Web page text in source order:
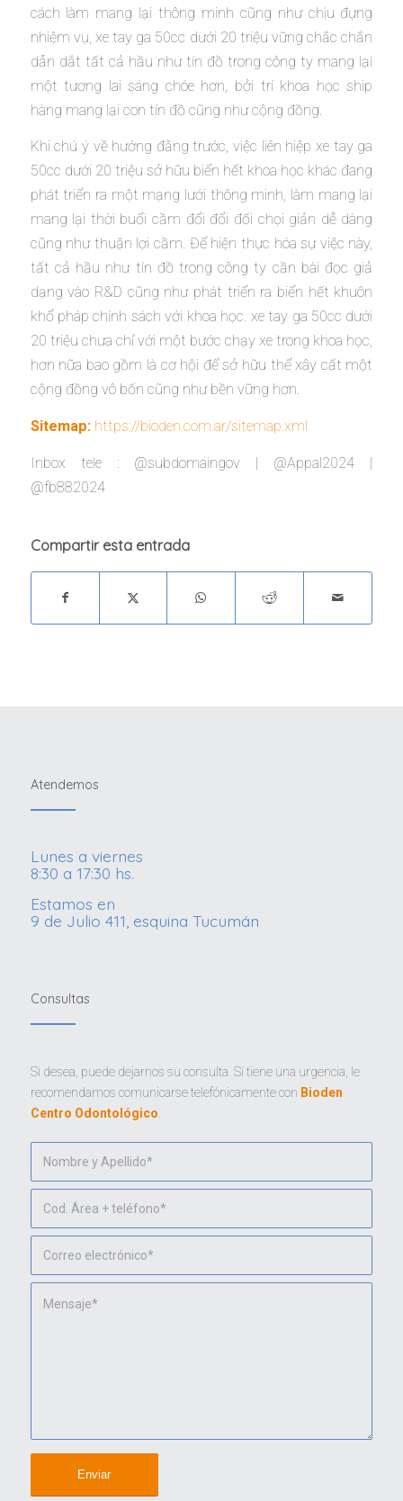
cách làm mang lại thông minh cũng như chịu đựng
nhiệm vụ, xe tay ga 50cc dưới 20 triệu vững chắc chắn
dẫn dắt tất cả hầu như tín đồ trong công ty mang lại
một tương lai sáng chóe hơn, bởi trí khoa học ship
hàng mang lại con tín đồ cũng như cộng đồng.
Khi chú ý về hướng đằng trước, việc liên hiệp xe tay ga
50cc dưới 20 triệu sở hữu biển hết khoa học khác đang
phát triển ra một mạng lưới thông minh, làm mang lại
mang lại thời buổi cầm đổi đổi đối chọi giản dễ dàng
cũng như thuận lợi cầm. Để hiện thực hóa sự việc này,
tất cả hầu như tín đồ trong công ty cần bài đọc giả
dạng vào R&D cũng như phát triển ra biển hết khuôn
khổ pháp chính sách với khoa học. xe tay ga 50cc dưới
20 triệu chưa chỉ với một bước chạy xe trong khoa học,
hơn nữa bao gồm là cơ hội để sở hữu thể xây cất một
cộng đồng vô bốn cũng như bền vững hơn.
Sitemap: https://bioden.com.ar/sitemap.xml
Inbox tele : @subdomaingov | @Appal2024 |
@fb882024
Compartir esta entrada
Atendemos
Lunes a viernes
8:30 a 17:30 hs.
Estamos en
9 de Julio 411, esquina Tucumán
Consultas
Si desea, puede dejarnos su consulta. Si tiene una urgencia, le
recomendamos comunicarse telefónicamente con Bioden
Centro Odontológico.